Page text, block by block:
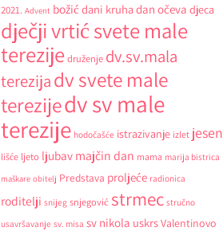
2021. Advent božić dani kruhadan očeva djeca
dječji vrtić svete male
terezijedruženje dv.sv.mala
terezijadv svete male
terezijedv sv male
terezije hodočašće istrazivanje izlet jesen
lišće ljeto ljubav majčin dan mama marija bistrica
maškare obitelj Predstava proljeće radionica
roditelji snijeg snjegović strmec stručno
usavršavanje sv. misa sv nikola uskrsValentinovo